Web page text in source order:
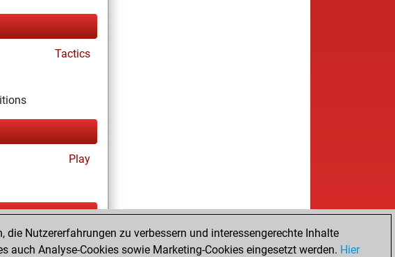
Tactics
Play
Play
Nutzererfahrungen zu verbessern und interessengerechte Inhalte
Analyse-Cookies sowie Marketing-Cookies eingesetzt werden. Hier